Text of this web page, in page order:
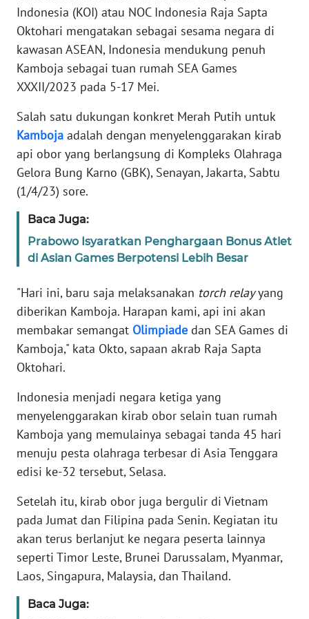
Indonesia (KOI) atau NOC Indonesia Raja Sapta
Oktohari mengatakan sebagai sesama negara di
kawasan ASEAN, Indonesia mendukung penuh
Kamboja sebagai tuan rumah SEA Games
XXXII/2023 pada 5-17 Mei.
Salah satu dukungan konkret Merah Putih untuk
Kamboja adalah dengan menyelenggarakan kirab
api obor yang berlangsung di Kompleks Olahraga
Gelora Bung Karno (GBK), Senayan, Jakarta, Sabtu
(1/4/23) sore.
Baca Juga:
Prabowo Isyaratkan Penghargaan Bonus Atlet
di Asian Games Berpotensi Lebih Besar
"Hari ini, baru saja melaksanakan torch relayyang
diberikan Kamboja. Harapan kami, api ini akan
membakar semangat Olimpiade dan SEA Games di
Kamboja," kata Okto, sapaan akrab Raja Sapta
Oktohari.
Indonesia menjadi negara ketiga yang
menyelenggarakan kirab obor selain tuan rumah
Kamboja yang memulainya sebagai tanda 45 hari
menuju pesta olahraga terbesar di Asia Tenggara
edisi ke-32 tersebut, Selasa.
Setelah itu, kirab obor juga bergulir di Vietnam
pada Jumat dan Filipina pada Senin. Kegiatan itu
akan terus berlanjut ke negara peserta lainnya
seperti Timor Leste, Brunei Darussalam, Myanmar,
Laos, Singapura, Malaysia, dan Thailand.
Baca Juga:
SIBER
REDAKSI
KARIR
DISCLAIMER
Wahana
News
Regional
WN
SUMUT
JAKARTA
WN
JABAR
WN
WN
NTT
WN
WN
PAPUA
WN
BARAT